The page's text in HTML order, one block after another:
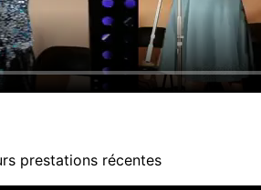
prestations récentes